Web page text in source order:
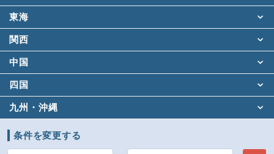
東海
関西
中国
四国
九州・沖縄
条件を変更する